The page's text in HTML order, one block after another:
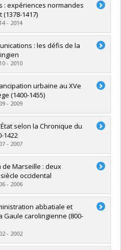
: expériences normandes
1417)
- 2014
: les défis de la
- 2010
urbaine au XVe
(1400-1455)
- 2009
selon la Chronique du
1422
- 2007
de Marseille : deux
occidental
- 2006
abbatiale et
carolingienne (800-
- 2002